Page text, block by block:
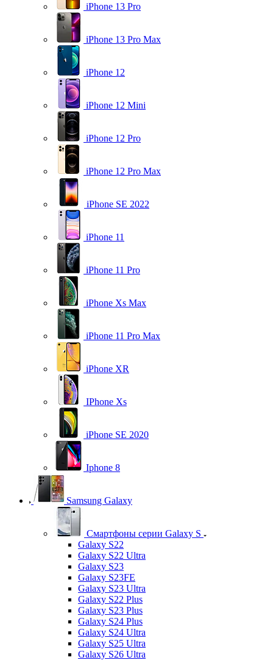
iPhone 13 Pro
iPhone 13 Pro Max
iPhone 12
iPhone 12 Mini
iPhone 12 Pro
iPhone 12 Pro Max
iPhone SE 2022
iPhone 11
iPhone 11 Pro
iPhone Xs Max
iPhone 11 Pro Max
iPhone XR
IPhone Xs
iPhone SE 2020
Iphone 8
Samsung Galaxy
Смартфоны серии Galaxy S
Galaxy S22
Galaxy S22 Ultra
Galaxy S23
Galaxy S23FE
Galaxy S23 Ultra
Galaxy S22 Plus
Galaxy S23 Plus
Galaxy S24 Plus
Galaxy S24 Ultra
Galaxy S25 Ultra
Galaxy S26 Ultra